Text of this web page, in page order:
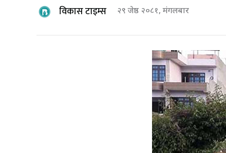
विकास टाइम्स २९ जेष्ठ २०८१, मंगलबार